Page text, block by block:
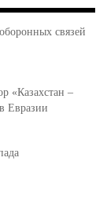
связей
«Казахстан –
Евразии